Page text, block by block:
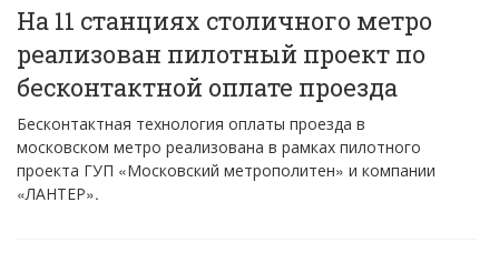
На 11 станциях столичного метро
реализован пилотный проект по
бесконтактной оплате проезда
Бесконтактная технология оплаты проезда в
московском метро реализована в рамках пилотного
проекта ГУП «Московский метрополитен» и компании
«ЛАНТЕР».